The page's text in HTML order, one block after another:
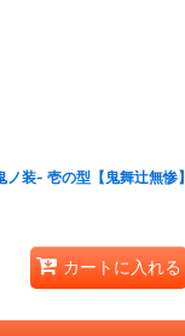
装- 壱の型【鬼舞辻無惨】
カートに入れる